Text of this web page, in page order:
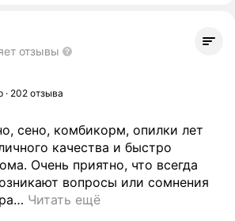
отзывы
202 отзыва
сено, комбикорм, опилки лет
качества и быстро
Очень приятно, что всегда
вопросы или сомнения
… Читать ещё